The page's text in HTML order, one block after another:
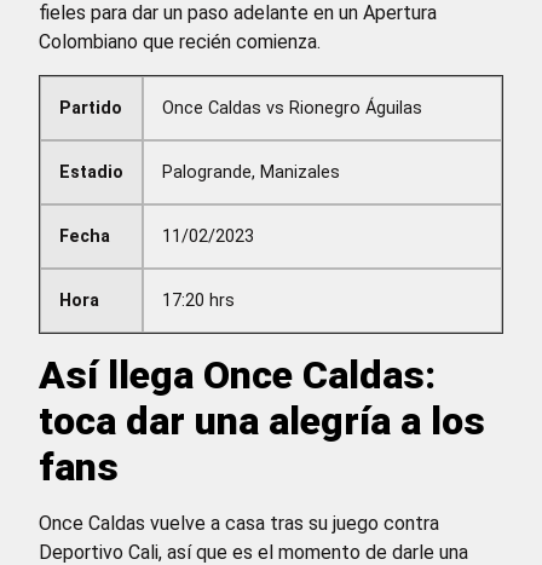
fieles para dar un paso adelante en un Apertura
Colombiano que recién comienza.
Partido
Estadio
Fecha
Hora
Once Caldas vs Rionegro Águilas
Palogrande, Manizales
11/02/2023
17:20 hrs
Así llega Once Caldas:
toca dar una alegría a los
fans
Once Caldas vuelve a casa tras su juego contra
Deportivo Cali, así que es el momento de darle una